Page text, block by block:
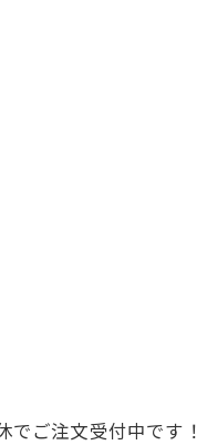
でご注文受付中です！